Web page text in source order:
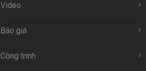
Video
Báo giá
Công trinh